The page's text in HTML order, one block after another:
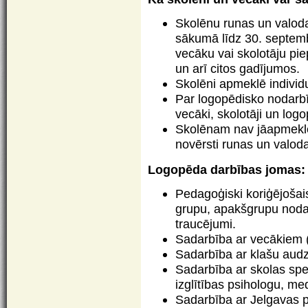
Skolēnu runas un
sākumā līdz 30.
vecāku vai skolotāju
un arī citos gadījumos.
Skolēni apmeklē
Par logopēdisko
vecāki, skolotāji un
Skolēnam nav
novērsti runas un
Logopēda darbības jomas:
Pedagoģiski
grupu, apakšgrupu
traucējumi.
Sadarbība ar vecākiem
Sadarbība ar klašu
Sadarbība ar skolas
izglītības psihologu,
Sadarbība ar Jelgavas